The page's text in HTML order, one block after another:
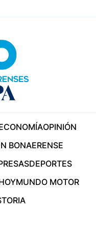
OPINIÓN
BONAERENSE
DEPORTES
MUNDO MOTOR